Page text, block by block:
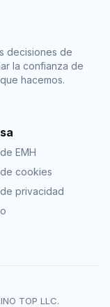
decisiones de
la confianza de
hacemos.
EMH
cookies
privacidad
TOP LLC.